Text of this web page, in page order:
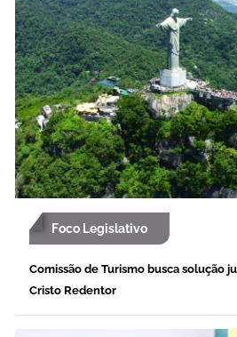
Foco Legislativo
Comissão de Turismo busca solução
Cristo Redentor